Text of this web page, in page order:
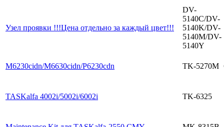
Узел проявки !!!Цена отдельно за каждый цвет!!!
DV-
5140C/DV-
5140K/DV-
5140M/DV-
5140Y
M6230cidn/M6630cidn/P6230cdn TK-5270M
TASKalfa 4002i/5002i/6002i TK-6325